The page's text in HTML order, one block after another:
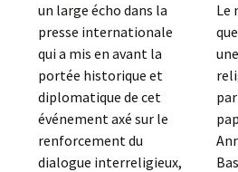
un large écho dans la
presse internationale
qui a mis en avant la
portée historique et
diplomatique de cet
événement axé sur le
renforcement du
dialogue interreligieux,
Le